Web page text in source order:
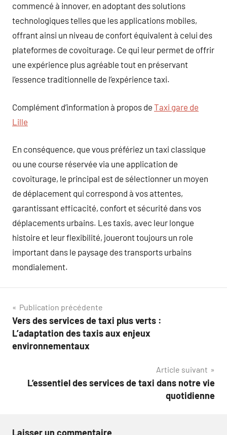
commencé à innover, en adoptant des solutions
technologiques telles que les applications mobiles,
offrant ainsi un niveau de confort équivalent à celui des
plateformes de covoiturage. Ce qui leur permet de offrir
une expérience plus agréable tout en préservant
l’essence traditionnelle de l’expérience taxi.
Complément d’information à propos de Taxi gare de
Lille
En conséquence, que vous préfériez un taxi classique
ou une course réservée via une application de
covoiturage, le principal est de sélectionner un moyen
de déplacement qui correspond à vos attentes,
garantissant efficacité, confort et sécurité dans vos
déplacements urbains. Les taxis, avec leur longue
histoire et leur flexibilité, joueront toujours un role
important dans le paysage des transports urbains
mondialement.
Navigation
de
l’article
Publication précédente
Vers des services de taxi plus verts :
L’adaptation des taxis aux enjeux
environnementaux
Article suivant
L’essentiel des services de taxi dans notre vie
quotidienne
Laisser un commentaire